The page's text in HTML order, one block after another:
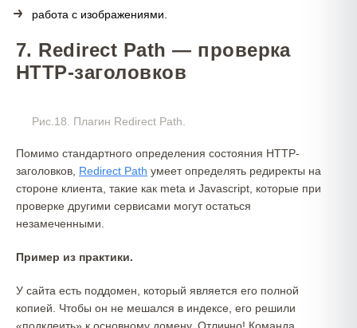
работа с изображениями.
7. Redirect Path — проверка
HTTP-заголовков
Рис.18. Плагин Redirect Path.
Помимо стандартного определения состояния HTTP-
заголовков, Redirect Path умеет определять редиректы на
стороне клиента, такие как meta и Javascript, которые при
проверке другими сервисами могут остаться
незамеченными.
Пример из практики.
У сайта есть поддомен, который является его полной
копией. Чтобы он не мешался в индексе, его решили
«подклеить» к основному домену. Отлично! Команда